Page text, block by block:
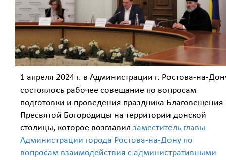
1 апреля 2024 г. в Администрации г. Ростова-на-
состоялось рабочее совещание по вопросам
подготовки и проведения праздника Благовещения
Пресвятой Богородицы на территории донской
столицы, которое возглавил заместитель главы
Администрации города Ростова-на-Дону по
вопросам взаимодействия с административными